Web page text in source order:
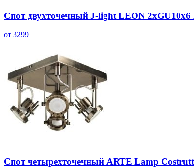
Спот двухточечный J-light LEON 2хGU10х6
от 3299
Спот четырехточечный ARTE Lamp